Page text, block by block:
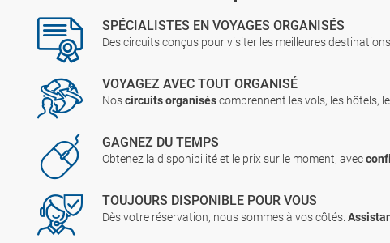
SPÉCIALISTES EN VOYAGES ORGANISÉS
Des circuits conçus pour visiter les meilleures
VOYAGEZ AVEC TOUT ORGANISÉ
Noscircuits organiséscomprennent les vols, les hôtels,
GAGNEZ DU TEMPS
Obtenez la disponibilité et le prix sur le moment, avec
TOUJOURS DISPONIBLE POUR VOUS
Dès votre réservation, nous sommes à vos côtés.